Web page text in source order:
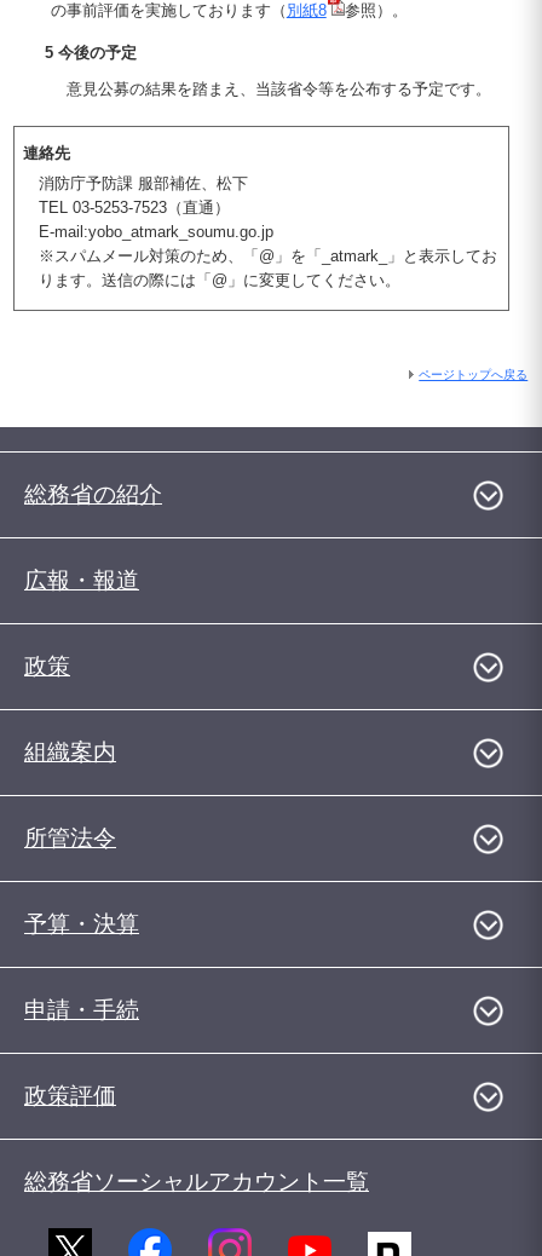
の事前評価を実施しております（ 別紙8 参照）。
5 今後の予定
意見公募の結果を踏まえ、当該省令等を公布する予定です。
連絡先
消防庁予防課 服部補佐、松下
TEL 03-5253-7523（直通）
E-mail:yobo_atmark_soumu.go.jp
※スパムメール対策のため、「@」を「_atmark_」と表示してお
ります。送信の際には「@」に変更してください。
ページトップへ戻る
総務省の紹介
広報・報道
政策
組織案内
所管法令
予算・決算
申請・手続
政策評価
総務省ソーシャルアカウント一覧